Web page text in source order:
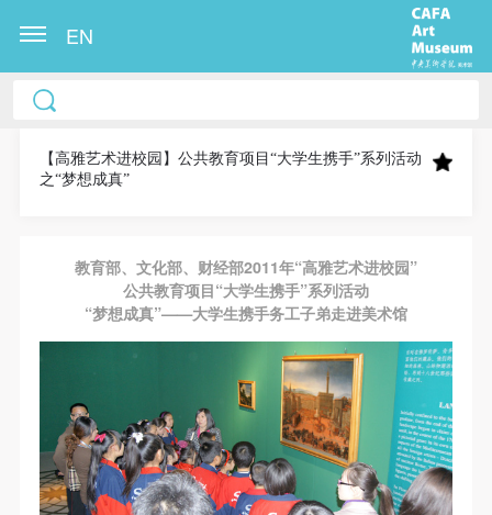
EN
【高雅艺术进校园】公共教育项目“大学生携手”系列活动
之“梦想成真”
教育部、文化部、财经部2011年“高雅艺术进校园”
公共教育项目“大学生携手”系列活动
“梦想成真”——大学生携手务工子弟走进美术馆
中央美术学院美术馆出版授权协议书
称“CAFAM”），愿意将本人参与中央美术学院美术馆
公共教育部组织的公益性活动（包括美术馆会员活
果（如参与工作坊创作的作品）提交中央美术学院用
作发表、出版。中央美术学院可以以电子、网络及其
它数字媒体形式公开出版，并同意编入《中国知识资
源总库》《中央美术学院资料库》《中央美术学院美
术馆资料库》等相关资料、文献、档案机构和平台，
在中央美术学院中使用和在互联网上传播，同意按相
关“章程”规定享受相关权益。
中央美术学院美术馆活动安全免责协议书
第一条
中央美术学院美术馆出版授权协议书
称“CAFAM”），愿意将本人参与中央美术学院美术馆
公共教育部组织的公益性活动（包括美术馆会员活
果（如参与工作坊创作的作品）提交中央美术学院用
作发表、出版。中央美术学院可以以电子、网络及其
它数字媒体形式公开出版，并同意编入《中国知识资
源总库》《中央美术学院资料库》《中央美术学院美
术馆资料库》等相关资料、文献、档案机构和平台，
在中央美术学院中使用和在互联网上传播，同意按相
关“章程”规定享受相关权益。
中央美术学院美术馆活动安全免责协议书
第一条
中央美术学院美术馆出版授权协议书
称“CAFAM”），愿意将本人参与中央美术学院美术馆
公共教育部组织的公益性活动（包括美术馆会员活
果（如参与工作坊创作的作品）提交中央美术学院用
作发表、出版。中央美术学院可以以电子、网络及其
它数字媒体形式公开出版，并同意编入《中国知识资
源总库》《中央美术学院资料库》《中央美术学院美
术馆资料库》等相关资料、文献、档案机构和平台，
在中央美术学院中使用和在互联网上传播，同意按相
关“章程”规定享受相关权益。
中央美术学院美术馆活动安全免责协议书
第一条